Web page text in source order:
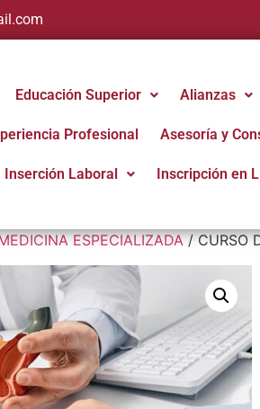
Educación Superior Alianzas
Profesional Asesoría y
Inserción Laboral Inscripción en
ESPECIALIZADA/ CURSO